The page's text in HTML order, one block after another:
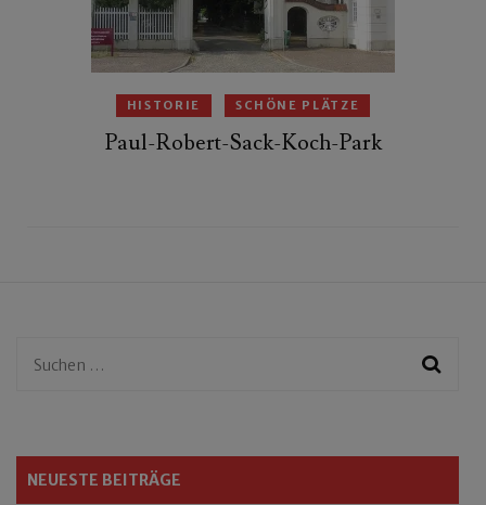
HISTORIE SCHÖNE PLÄTZE
Paul-Robert-Sack-Koch-Park
Suchen
NEUESTE BEITRÄGE